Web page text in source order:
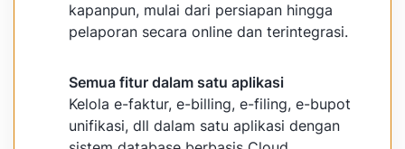
kapanpun, mulai dari persiapan hingga
pelaporan secara online dan terintegrasi.
Semua fitur dalam satu aplikasi
Kelola e-faktur, e-billing, e-filing, e-bupot
unifikasi, dll dalam satu aplikasi dengan